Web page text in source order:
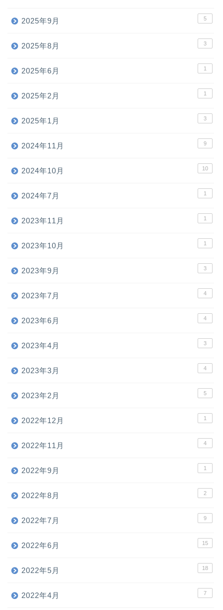
2025年9月 5
2025年8月 3
2025年6月 1
2025年2月 1
2025年1月 3
2024年11月 9
2024年10月 10
2024年7月 1
2023年11月 1
2023年10月 1
2023年9月 3
2023年7月 4
2023年6月 4
2023年4月 3
2023年3月 4
2023年2月 5
2022年12月 1
2022年11月 4
2022年9月 1
2022年8月 2
2022年7月 9
2022年6月 15
2022年5月 18
2022年4月 7